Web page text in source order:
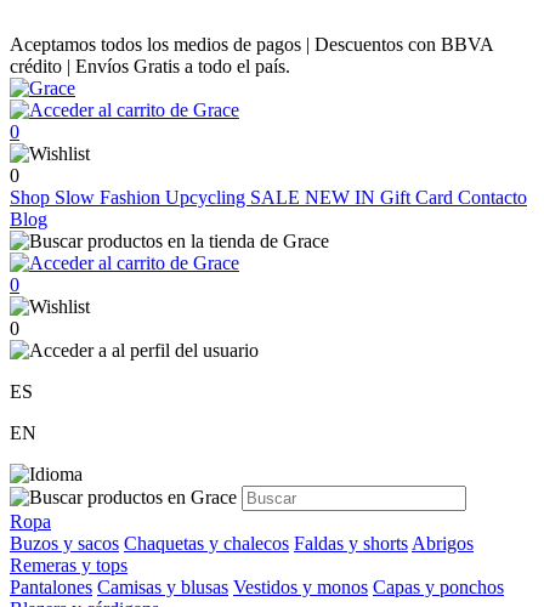
Aceptamos todos los medios de pagos | Descuentos con BBVA
crédito | Envíos Gratis a todo el país.
0
0
Shop Slow Fashion Upcycling SALE NEW IN Gift Card Contacto
Blog
0
0
ES
EN
Ropa
Buzos y sacos Chaquetas y chalecos Faldas y shorts Abrigos
Remeras y tops
Pantalones Camisas y blusas Vestidos y monos Capas y ponchos